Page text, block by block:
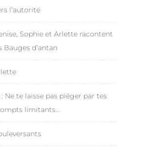
Compostelle – Étape 25 –
l’autorité
Sophie et Arlette racontent
Bauges d’antan
: Ne te laisse pas piéger par tes
limitants…